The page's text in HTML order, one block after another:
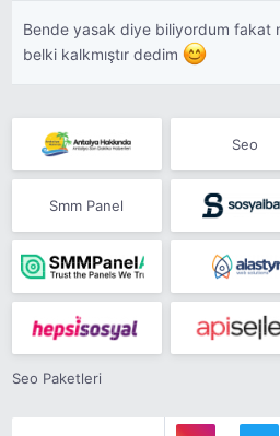
Bende yasak diye biliyordum fakat
belki kalkmıştır dedim
Seo
Smm Panel
Seo Paketleri